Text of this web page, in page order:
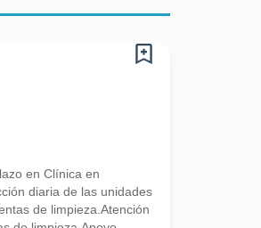
en Clínica en
diaria de las unidades
de limpieza.Atención